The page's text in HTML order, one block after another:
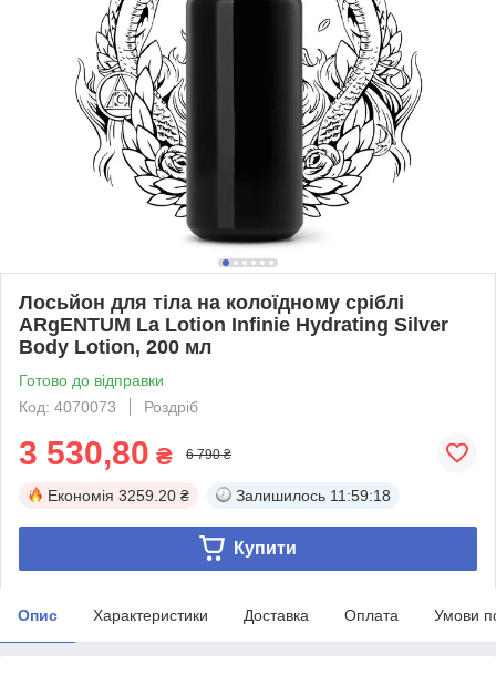
Лосьйон для тіла на колоїдному сріблі
ARgENTUM La Lotion Infinie Hydrating Silver
Body Lotion, 200 мл
Готово до відправки
Код: 4070073
Роздріб
3 530,80 ₴ 6 790 ₴
Економія 3259.20 ₴ Залишилось 11:59:17
Купити
Опис Характеристики Доставка Оплата Умови